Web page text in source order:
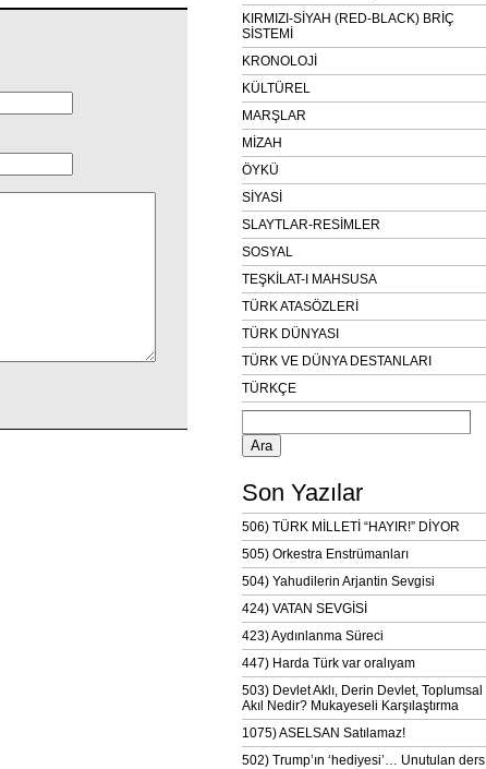
KIRMIZI-SİYAH (RED-BLACK) BRİÇ
SİSTEMİ
KRONOLOJİ
KÜLTÜREL
MARŞLAR
MİZAH
ÖYKÜ
SİYASİ
SLAYTLAR-RESİMLER
SOSYAL
TEŞKİLAT-I MAHSUSA
TÜRK ATASÖZLERİ
TÜRK DÜNYASI
TÜRK VE DÜNYA DESTANLARI
TÜRKÇE
Arama:
Son Yazılar
506) TÜRK MİLLETİ “HAYIR!” DİYOR
505) Orkestra Enstrümanları
504) Yahudilerin Arjantin Sevgisi
424) VATAN SEVGİSİ
423) Aydınlanma Süreci
447) Harda Türk var oralıyam
503) Devlet Aklı, Derin Devlet, Toplumsal
Akıl Nedir? Mukayeseli Karşılaştırma
1075) ASELSAN Satılamaz!
502) Trump’ın ‘hediyesi’… Unutulan ders